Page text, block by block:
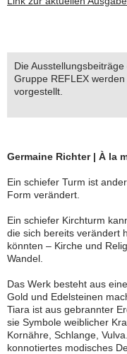
Die
Gruppe REFLEX
vorgestellt.
Germaine Richter | À la
Ein schiefer Turm ist
Form verändert.
Ein schiefer Kirchturm
die sich bereits verändert
könnten – Kirche und
Wandel.
Das Werk besteht aus
Gold und Edelsteinen
Tiara ist aus gebrannter
sie Symbole weiblicher
Kornähre, Schlange,
konnotiertes modisches